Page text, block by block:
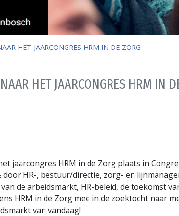
HET JAARCONGRES HRM IN DE ZORG
HET JAARCONGRES HRM IN
jaarcongres HRM in de Zorg plaats in
HR-, bestuur/directie, zorg- en
de arbeidsmarkt, HR-beleid, de toekomst
HRM in de Zorg mee in de zoektocht naar
van vandaag!